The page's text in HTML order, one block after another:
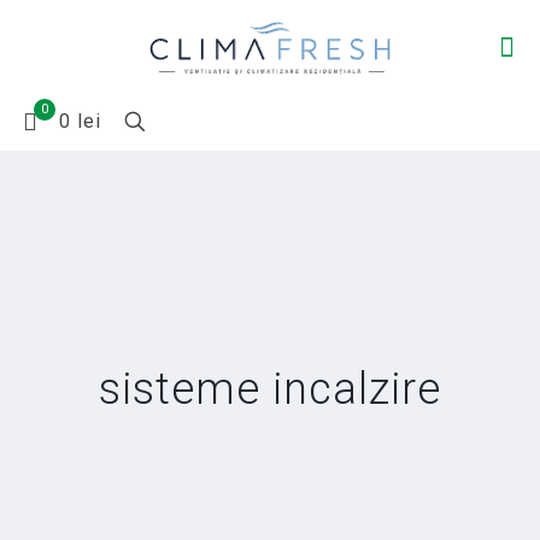
0
0 lei
sisteme incalzire